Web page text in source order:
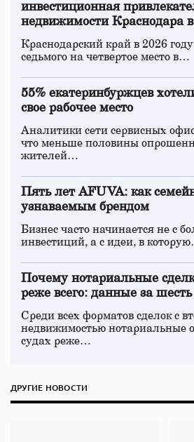
инвестиционная
недвижимости Краснодара
Краснодарский край в 2026
седьмого на четвертое место в…
55% екатеринбуржцев
свое рабочее место
Аналитики сети сервисных
что меньше половины
жителей…
Пять лет AFUVA: как
узнаваемым брендом
Бизнес часто начинается не с
инвестиций, а с идеи, в
Почему нотариальные
реже всего: данные за шесть
Среди всех форматов сделок с
недвижимостью нотариальные
судах реже…
ДРУГИЕ НОВОСТИ